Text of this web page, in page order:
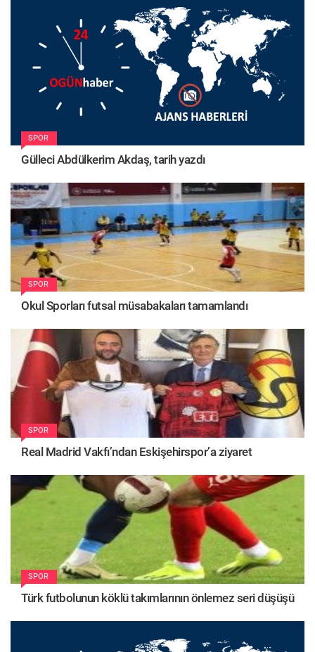
SPOR
Gülleci Abdülkerim Akdaş, tarih yazdı
SPOR
Okul Sporları futsal müsabakaları tamamlandı
SPOR
Real Madrid Vakfı’ndan Eskişehirspor’a ziyaret
SPOR
Türk futbolunun köklü takımlarının önlemez seri düşüşü